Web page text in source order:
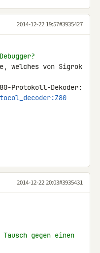
2014-12-22 19:57#3935427
welches von Sigrok
2014-12-22 20:03#3935431
gegen einen